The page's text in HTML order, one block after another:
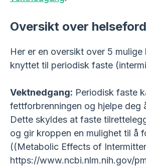
Oversikt over
Her er en oversikt over 5 mulige
knyttet til periodisk faste
Vektnedgang: Periodisk faste
fettforbrenningen og hjelpe deg
Dette skyldes at faste
og gir kroppen en mulighet til å
((Metabolic Effects of
https://www.ncbi.nlm.nih.gov/